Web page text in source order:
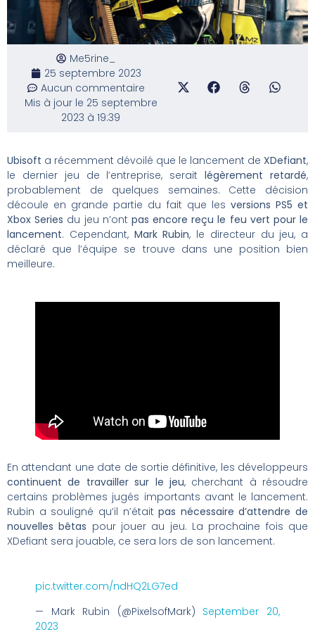
Me5rine_
25 septembre 2023
Aucun commentaire
Mis à jour le 25 septembre
2023 à 19:39
Ubisoft a récemment dévoilé que le lancement de XDefiant,
le dernier jeu de l’entreprise, seraitlégèrement retardé,
probablement de quelques semaines. Cette décision
découle en grande partie du fait que les versions PS5 et
Xbox Series du jeu n’ont pas encore reçu le feu vert pour le
lancement. Cependant, Mark Rubin, le directeur du jeu, a
déclaré que l’équipe se trouve dans une position bien
meilleure.
En attendant une date de sortie définitive, les développeurs
continuent de travailler sur le jeu, cherchant à résoudre
certains problèmes jugés importants avant le lancement.
Rubin a souligné qu’il n’étaitpas nécessaire d’attendre de
nouvelles bêtas pour jouer au jeu. La prochaine fois que
XDefiant sera jouable, ce sera lors de son lancement.
pic.twitter.com/ndHQ2LG7ed
— Mark Rubin (@PixelsofMark) September 20,
2023